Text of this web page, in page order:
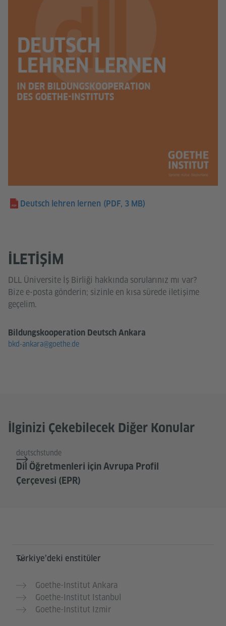
Deutsch lehren lernen (PDF, 3 MB)
İLETIŞIM
DLL Üniversite İş Birliği hakkında sorularınız mı var?
Bize e-posta gönderin; sizinle en kısa sürede iletişime
geçelim.
Bildungskooperation Deutsch Ankara
bkd-ankara@goethe.de
İlginizi Çekebilecek Diğer Konular
deutschstunde
Dil Öğretmenleri için Avrupa Profil
Çerçevesi (EPR)
Service- und Informationsbereich
Türkiye’deki enstitüler
Goethe-Institut Ankara
Goethe-Institut Istanbul
Goethe-Institut Izmir